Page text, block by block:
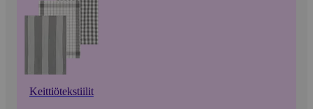
Keittiötekstiilit